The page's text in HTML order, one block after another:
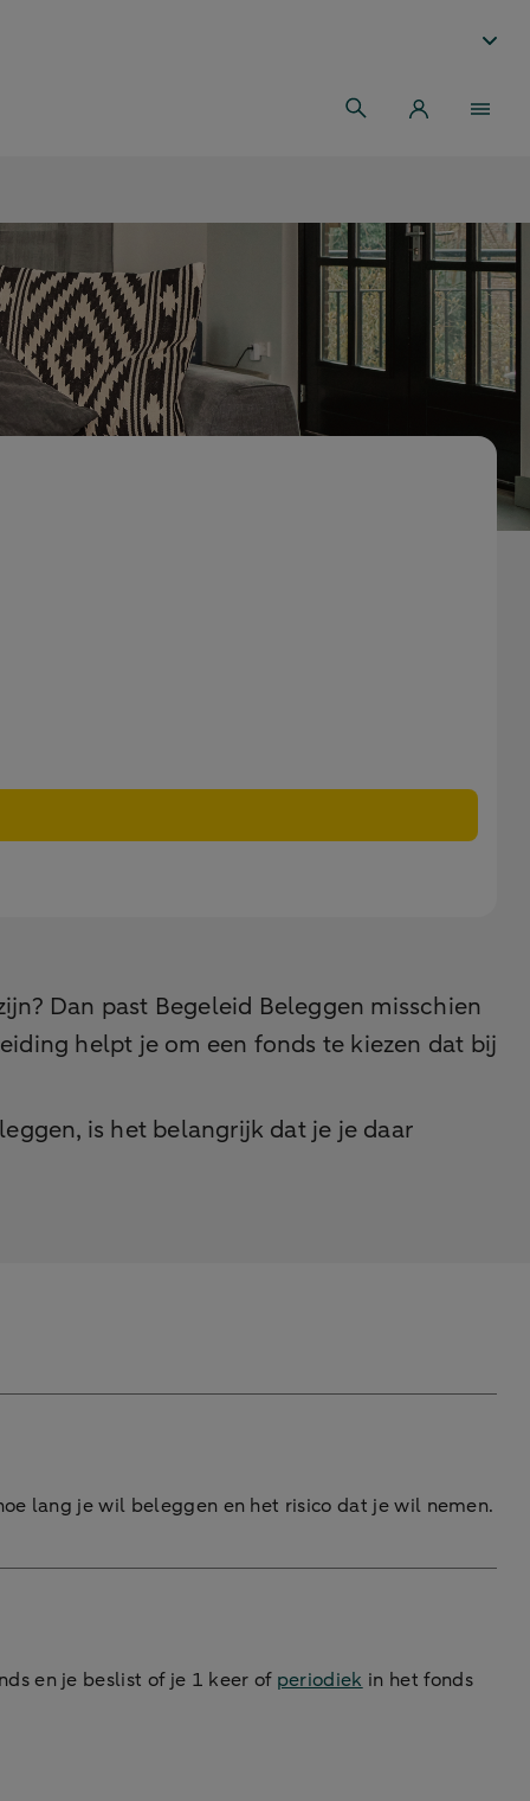
Dan past Begeleid Beleggen misschien
helpt je om een fonds te kiezen dat bij
is het belangrijk dat je je daar
lang je wil beleggen en het risico dat je wil nemen.
en je beslist of je 1 keer of periodiek in het fonds